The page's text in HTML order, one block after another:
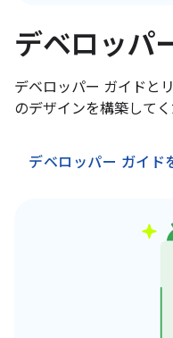
デベロッパ
デベロッパー ガイドと
のデザインを構築してく
デベロッパー ガイド